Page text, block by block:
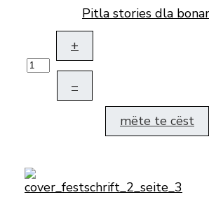
Pitla stories dla
+
–
mëte te cëst